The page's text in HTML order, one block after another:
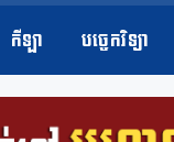
កីឡា បច្ចេកវិទ្យា